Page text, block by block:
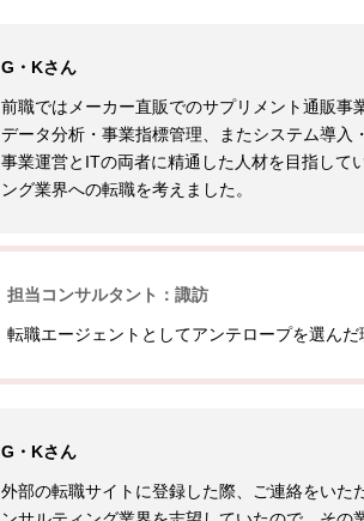
G・Kさん
前職ではメーカー直販でのサプリメント通販事
データ分析・事業指標管理、またシステム導入
事業運営とITの両者に精通した人材を目指して
ング業界への転職を考えました。
担当コンサルタント：諏訪
転職エージェントとしてアンテロープを選んだ
G・Kさん
外部の転職サイトに登録した際、ご連絡をいた